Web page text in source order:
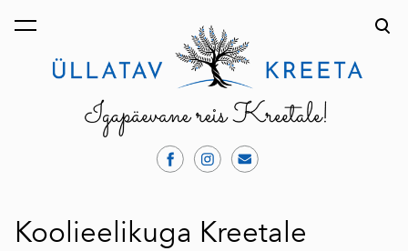
lisati ostukorvi. Vaata ostukorvi
Koolieelikuga Kreetale